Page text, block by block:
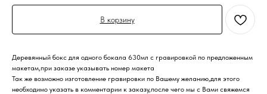
В корзину
Деревянный бокс для одного бокала 630мл с гравировкой по предложенным
макетам,при заказе указывать номер макета
Так же возможно изготовление гравировки по Вашему желанию,для этого
необходимо указать в комментарии к заказу,после чего мы с Вами свяжемся